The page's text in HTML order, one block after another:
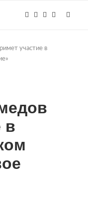
участие в
в